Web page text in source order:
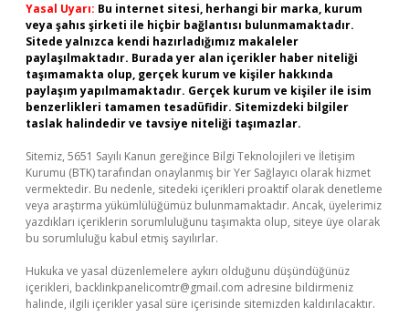
Yasal Uyarı: Bu internet sitesi, herhangi bir marka, kurum
veya şahıs şirketi ile hiçbir bağlantısı bulunmamaktadır.
Sitede yalnızca kendi hazırladığımız makaleler
paylaşılmaktadır. Burada yer alan içerikler haber niteliği
taşımamakta olup, gerçek kurum ve kişiler hakkında
paylaşım yapılmamaktadır. Gerçek kurum ve kişiler ile isim
benzerlikleri tamamen tesadüfidir. Sitemizdeki bilgiler
taslak halindedir ve tavsiye niteliği taşımazlar.
Sitemiz, 5651 Sayılı Kanun gereğince Bilgi Teknolojileri ve İletişim
Kurumu (BTK) tarafından onaylanmış bir Yer Sağlayıcı olarak hizmet
vermektedir. Bu nedenle, sitedeki içerikleri proaktif olarak denetleme
veya araştırma yükümlülüğümüz bulunmamaktadır. Ancak, üyelerimiz
yazdıkları içeriklerin sorumluluğunu taşımakta olup, siteye üye olarak
bu sorumluluğu kabul etmiş sayılırlar.
Hukuka ve yasal düzenlemelere aykırı olduğunu düşündüğünüz
içerikleri, backlinkpanelicomtr@gmail.com adresine bildirmeniz
halinde, ilgili içerikler yasal süre içerisinde sitemizden kaldırılacaktır.